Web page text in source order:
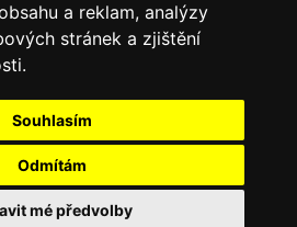
a reklam, analýzy
stránek a zjištění
Souhlasím
Odmítám
mé předvolby